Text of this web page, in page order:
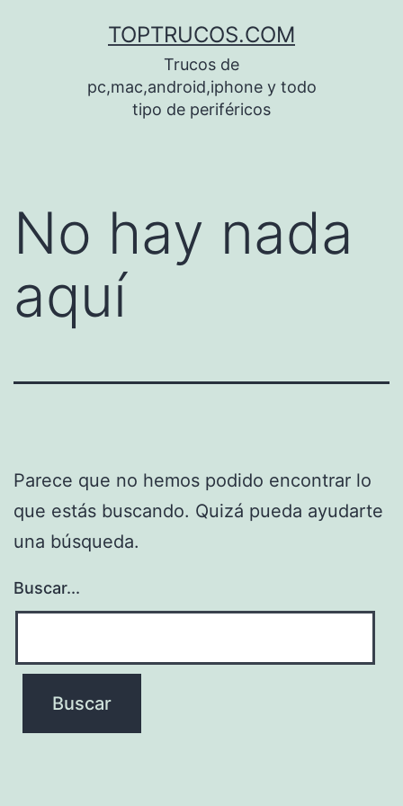
TOPTRUCOS.COM
Trucos de
pc,mac,android,iphone y todo
tipo de periféricos
No hay nada
aquí
Parece que no hemos podido encontrar lo
que estás buscando. Quizá pueda ayudarte
una búsqueda.
Buscar...